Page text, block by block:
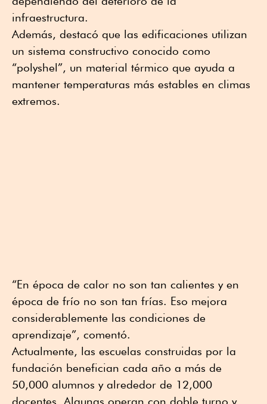
infraestructura.
Además, destacó que las edificaciones utilizan
un sistema constructivo conocido como
“polyshel”, un material térmico que ayuda a
mantener temperaturas más estables en climas
extremos.
“En época de calor no son tan calientes y en
época de frío no son tan frías. Eso mejora
considerablemente las condiciones de
aprendizaje”, comentó.
Actualmente, las escuelas construidas por la
fundación benefician cada año a más de
50,000 alumnos y alrededor de 12,000
docentes. Algunas operan con doble turno y